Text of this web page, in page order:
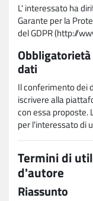
L' interessato ha
Garante per la
del GDPR (http://
dati
Il conferimento dei
iscrivere alla
con essa
per l'interessato di
Termini di
d'autore
Riassunto